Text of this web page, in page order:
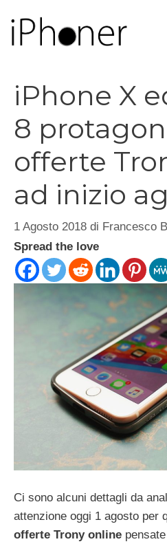
contenuto
iPhone X
8
offerte
ad inizio
1 Agosto 2018 di Francesco
Spread the love
Ci sono alcuni dettagli da
attenzione oggi 1 agosto per
offerte Trony online